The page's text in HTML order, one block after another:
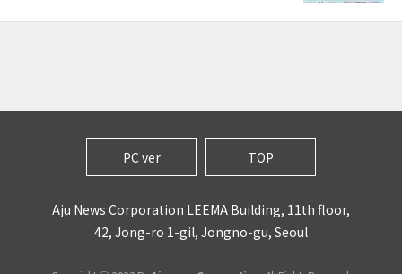
PC ver TOP
Aju News Corporation LEEMA Building, 11th floor,
42, Jong-ro 1-gil, Jongno-gu, Seoul